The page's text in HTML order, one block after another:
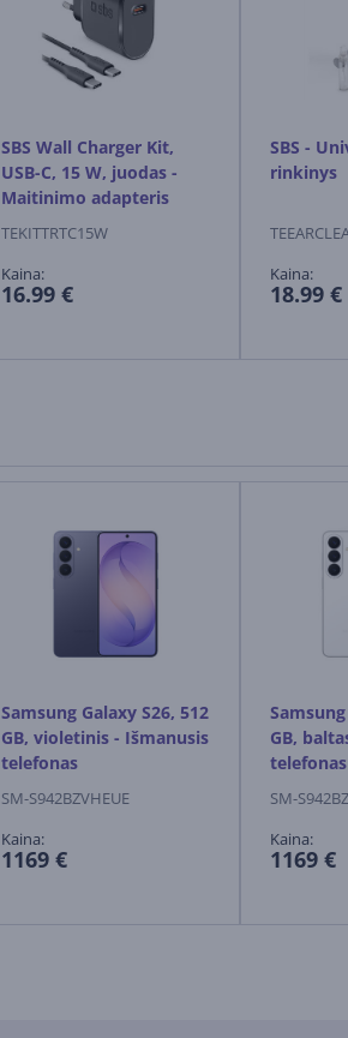
SBS Wall Charger Kit,
USB-C, 15 W, juodas -
Maitinimo adapteris
TEKITTRTC15W
Kaina:
16.99 €
SBS -
rinkinys
Kaina:
18.99 €
Samsung Galaxy S26, 512
GB, violetinis - Išmanusis
telefonas
SM-S942BZVHEUE
Kaina:
1169 €
GB,
telefonas
SM-
Kaina:
1169 €